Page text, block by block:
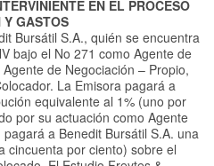
EN EL PROCESO
Y GASTOS
Bursátil S.A., quién se encuentra
bajo el No 271 como Agente de
de Negociación – Propio,
La Emisora pagará a
equivalente al 1% (uno por
por su actuación como Agente
a Benedit Bursátil S.A. una
cincuenta por ciento) sobre el